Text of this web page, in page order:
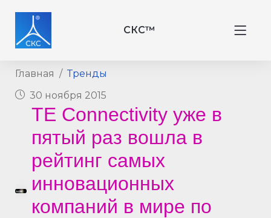
СКС™
Главная
Тренды
30 ноября 2015
TE Connectivity уже в
пятый раз вошла в
рейтинг самых
инновационных
компаний в мире по